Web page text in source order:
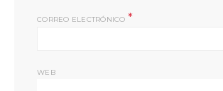
CORREO ELECTRÓNICO *
WEB